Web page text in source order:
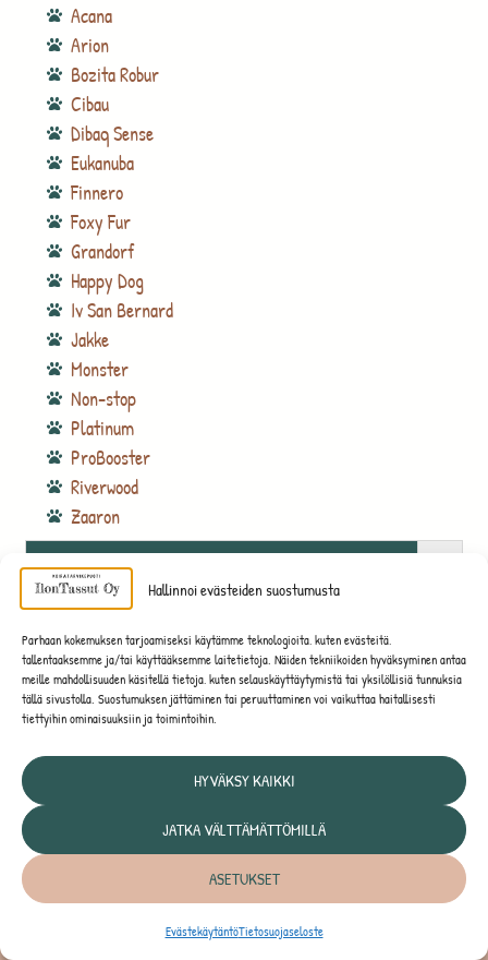
Hallinnoi evästeiden suostumusta
Parhaan kokemuksen tarjoamiseksi käytämme teknologioita, kuten evästeitä,
tallentaaksemme ja/tai käyttääksemme laitetietoja. Näiden tekniikoiden hyväksyminen antaa
meille mahdollisuuden käsitellä tietoja, kuten selauskäyttäytymistä tai yksilöllisiä tunnuksia
tällä sivustolla. Suostumuksen jättäminen tai peruuttaminen voi vaikuttaa haitallisesti
tiettyihin ominaisuuksiin ja toimintoihin.
HYVÄKSY KAIKKI
JATKA VÄLTTÄMÄTTÖMILLÄ
ASETUKSET
EvästekäytäntöTietosuojaseloste
Acana
Arion
Bozita Robur
Cibau
Dibaq Sense
Eukanuba
Finnero
Foxy Fur
Grandorf
Happy Dog
Iv San Bernard
Jakke
Monster
Non-stop
Platinum
ProBooster
Riverwood
Zaaron
Y-tunnus: 3129300-2
050 3515433
Sähköposti: info@ilontassut.fi
Avoinna: ma-pe klo 10-17 ja la 10-14
SAVONLINNAN PUOTI